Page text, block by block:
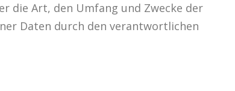
die Art, den Umfang und Zwecke der
Daten durch den verantwortlichen